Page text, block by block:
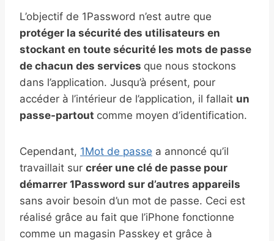
L’objectif de 1Password n’est autre que
protéger la sécurité des utilisateurs en
stockant en toute sécurité les mots de passe
de chacun des services que nous stockons
dans l’application. Jusqu’à présent, pour
accéder à l’intérieur de l’application, il fallait un
passe-partout comme moyen d’identification.
Cependant, 1Mot de passe a annoncé qu’il
travaillait sur créer une clé de passe pour
démarrer 1Password sur d’autres appareils
sans avoir besoin d’un mot de passe. Ceci est
réalisé grâce au fait que l’iPhone fonctionne
comme un magasin Passkey et grâce à